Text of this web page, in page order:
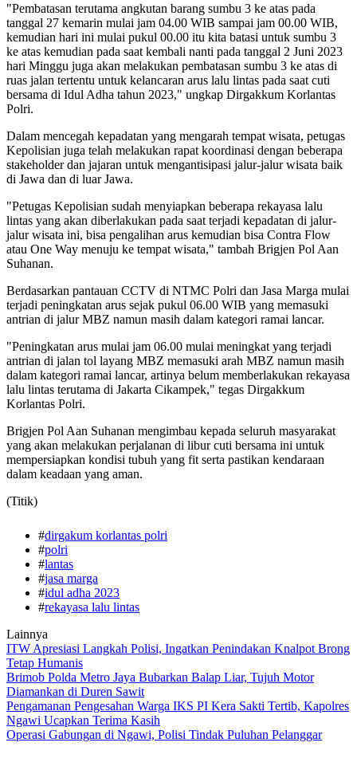
"Pembatasan terutama angkutan barang sumbu 3 ke atas pada
tanggal 27 kemarin mulai jam 04.00 WIB sampai jam 00.00 WIB,
kemudian hari ini mulai pukul 00.00 itu kita batasi untuk sumbu 3
ke atas kemudian pada saat kembali nanti pada tanggal 2 Juni 2023
hari Minggu juga akan melakukan pembatasan sumbu 3 ke atas di
ruas jalan tertentu untuk kelancaran arus lalu lintas pada saat cuti
bersama di Idul Adha tahun 2023," ungkap Dirgakkum Korlantas
Polri.
Dalam mencegah kepadatan yang mengarah tempat wisata, petugas
Kepolisian juga telah melakukan rapat koordinasi dengan beberapa
stakeholder dan jajaran untuk mengantisipasi jalur-jalur wisata baik
di Jawa dan di luar Jawa.
"Petugas Kepolisian sudah menyiapkan beberapa rekayasa lalu
lintas yang akan diberlakukan pada saat terjadi kepadatan di jalur-
jalur wisata ini, bisa pengalihan arus kemudian bisa Contra Flow
atau One Way menuju ke tempat wisata," tambah Brigjen Pol Aan
Suhanan.
Berdasarkan pantauan CCTV di NTMC Polri dan Jasa Marga mulai
terjadi peningkatan arus sejak pukul 06.00 WIB yang memasuki
antrian di jalur MBZ namun masih dalam kategori ramai lancar.
"Peningkatan arus mulai jam 06.00 mulai meningkat yang terjadi
antrian di jalan tol layang MBZ memasuki arah MBZ namun masih
dalam kategori ramai lancar, artinya belum memberlakukan rekayasa
lalu lintas terutama di Jakarta Cikampek," tegas Dirgakkum
Korlantas Polri.
Brigjen Pol Aan Suhanan mengimbau kepada seluruh masyarakat
yang akan melakukan perjalanan di libur cuti bersama ini untuk
mempersiapkan kondisi tubuh yang fit serta pastikan kendaraan
dalam keadaan yang aman.
(Titik)
#dirgakum korlantas polri
#polri
#lantas
#jasa marga
#idul adha 2023
#rekayasa lalu lintas
Lainnya
ITW Apresiasi Langkah Polisi, Ingatkan Penindakan Knalpot Brong
Tetap Humanis
Brimob Polda Metro Jaya Bubarkan Balap Liar, Tujuh Motor
Diamankan di Duren Sawit
Pengamanan Pengesahan Warga IKS PI Kera Sakti Tertib, Kapolres
Ngawi Ucapkan Terima Kasih
Operasi Gabungan di Ngawi, Polisi Tindak Puluhan Pelanggar